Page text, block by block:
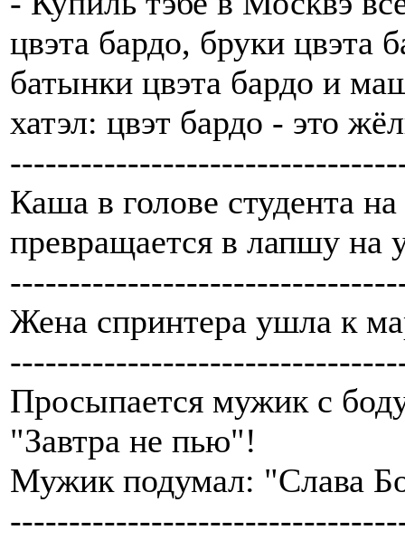
цвэта бардо, бруки цвэта
батынки цвэта бардо и
хатэл: цвэт бардо - это
Каша в голове студента
превращается в лапшу на
Жена спринтера ушла к
Просыпается мужик с
"Завтра не пью"!
Мужик подумал: "Слава